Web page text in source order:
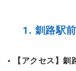
1. 釧路駅
• 【アクセス】